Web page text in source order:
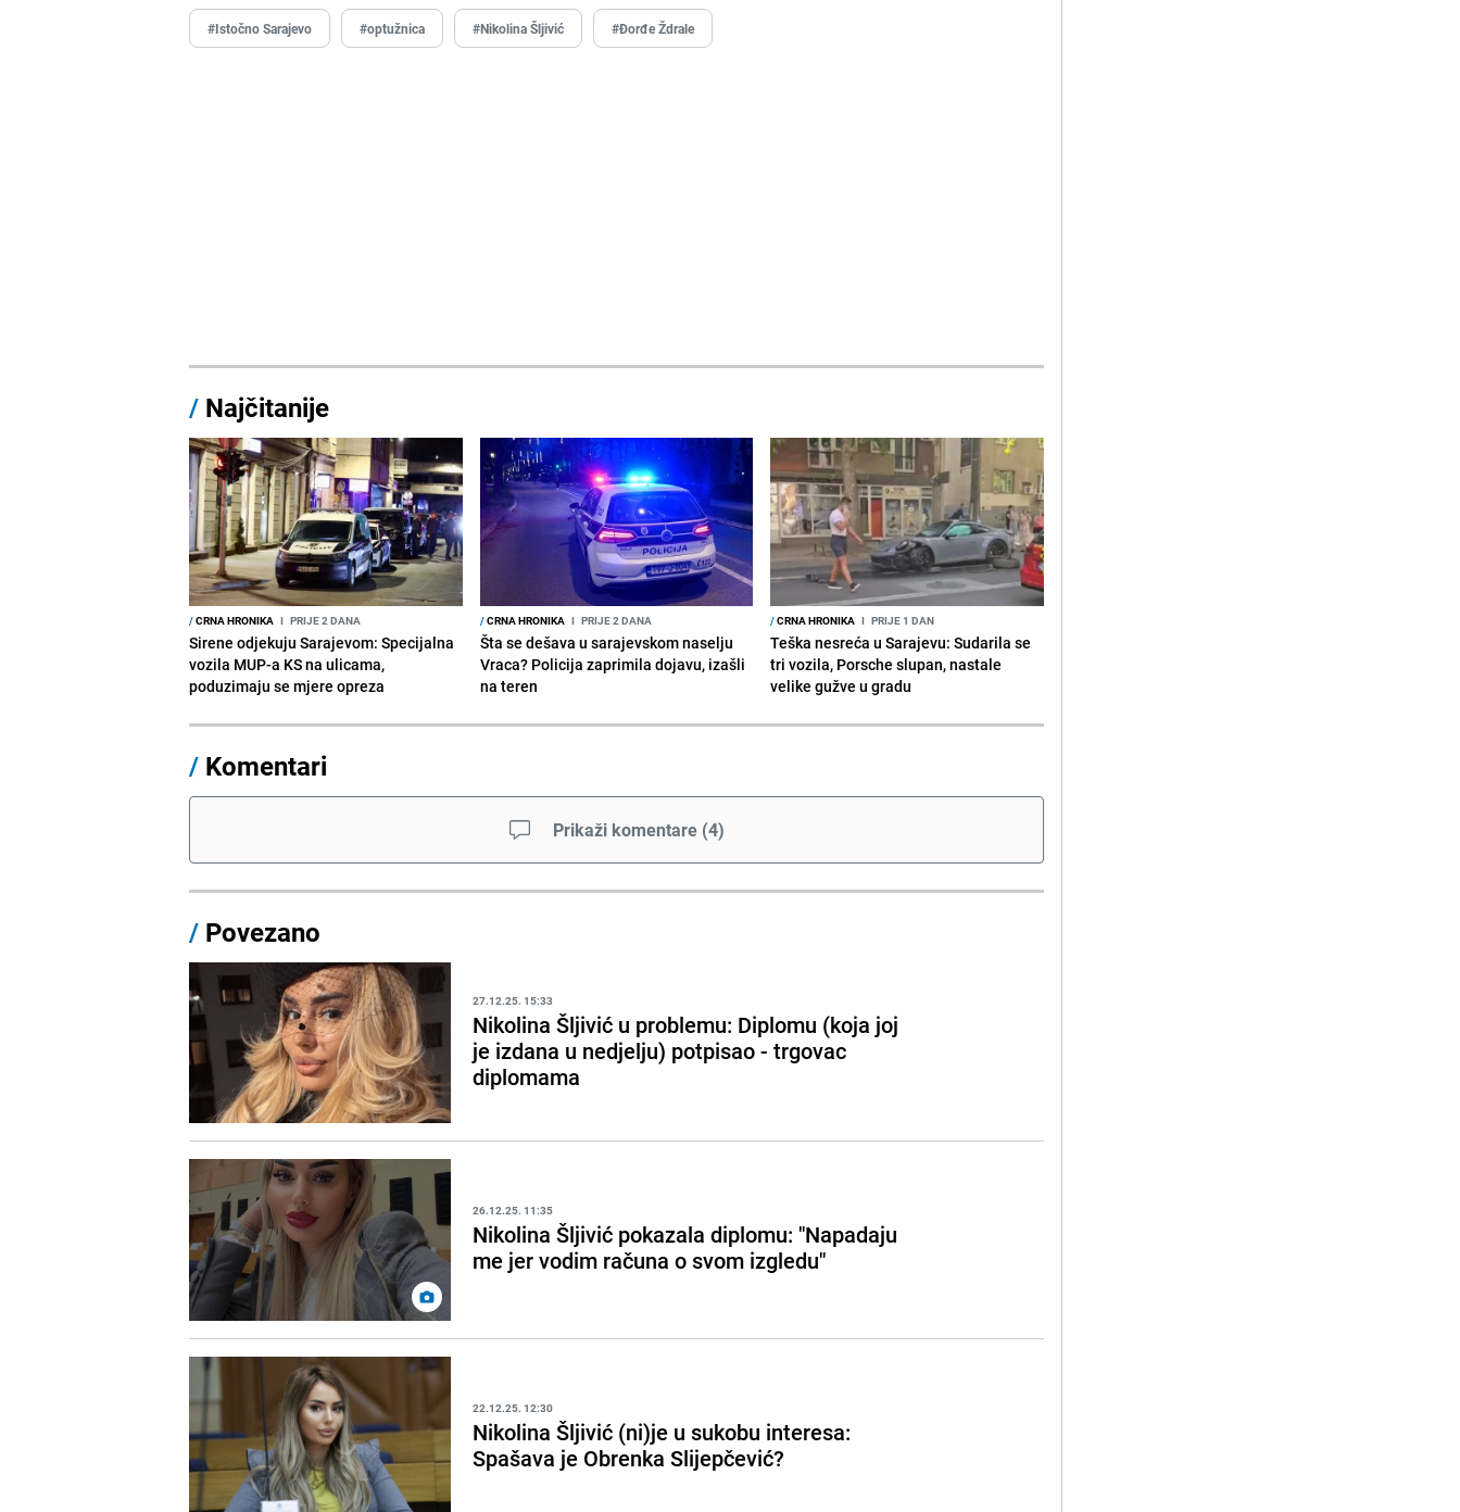
#Istočno Sarajevo #optužnica #Nikolina Šljivić #Đorđe Ždrale
/ Najčitanije
/CRNA HRONIKA I PRIJE 2 DANA
Sirene odjekuju Sarajevom: Specijalna
vozila MUP-a KS na ulicama,
poduzimaju se mjere opreza
/CRNA HRONIKA I PRIJE 2 DANA
Šta se dešava u sarajevskom naselju
Vraca? Policija zaprimila dojavu, izašli
na teren
/CRNA HRONIKA I PRIJE 1 DAN
Teška nesreća u Sarajevu: Sudarila se
tri vozila, Porsche slupan, nastale
velike gužve u gradu
/ Komentari
Prikaži komentare (4)
/ Povezano
27.12.25. 15:33
Nikolina Šljivić u problemu: Diplomu (koja joj
je izdana u nedjelju) potpisao - trgovac
diplomama
26.12.25. 11:35
Nikolina Šljivić pokazala diplomu: "Napadaju
me jer vodim računa o svom izgledu"
22.12.25. 12:30
Nikolina Šljivić (ni)je u sukobu interesa:
Spašava je Obrenka Slijepčević?